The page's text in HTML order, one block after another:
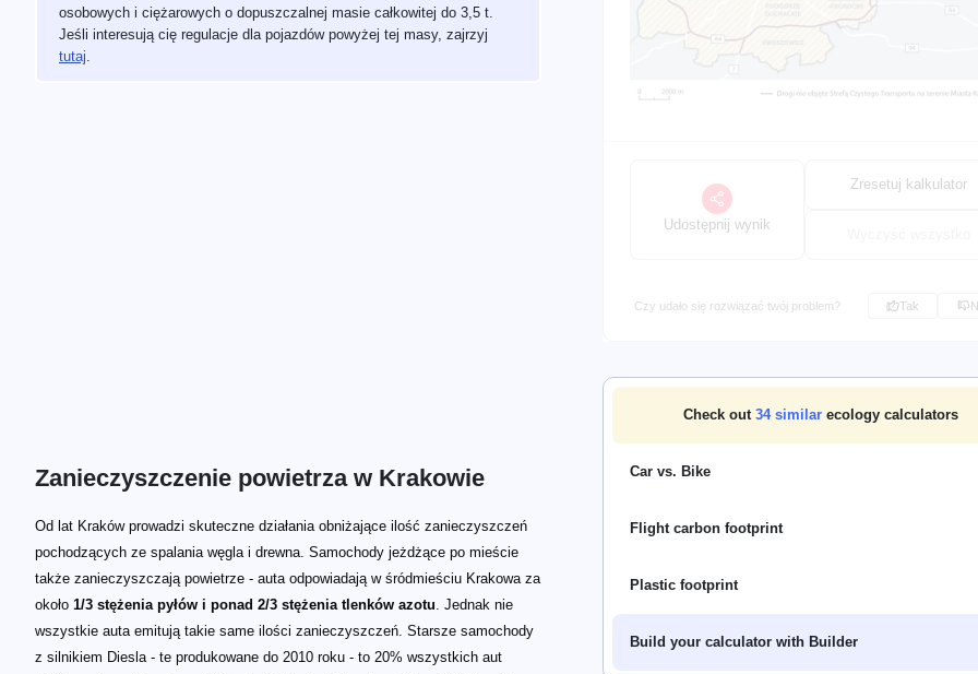
Udostępnij wynik
Zresetuj kalkulator
Czy udało się rozwiązać twój problem? Tak
Check out 34similar ecology calculators
Car vs. Bike
Flight carbon footprint
Plastic footprint
Build your calculator with Builder
osobowych i ciężarowych o dopuszczalnej masie całkowitej do 3,5 t.
Jeśli interesują cię regulacje dla pojazdów powyżej tej masy, zajrzyj
tutaj.
Zanieczyszczenie powietrza w Krakowie
Od lat Kraków prowadzi skuteczne działania obniżające ilość zanieczyszczeń
pochodzących ze spalania węgla i drewna. Samochody jeżdżące po mieście
także zanieczyszczają powietrze - auta odpowiadają w śródmieściu Krakowa za
około 1/3 stężenia pyłów i ponad 2/3 stężenia tlenków azotu. Jednak nie
wszystkie auta emitują takie same ilości zanieczyszczeń. Starsze samochody
z silnikiem Diesla - te produkowane do 2010 roku - to 20% wszystkich aut